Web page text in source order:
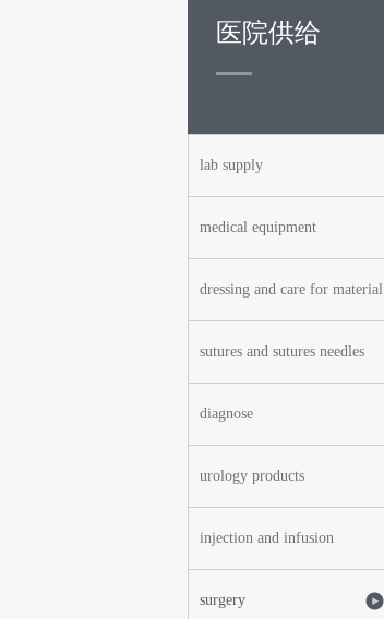
医院供给
lab supply
medical equipment
dressing and care for material
sutures and sutures needles
diagnose
urology products
injection and infusion
surgery